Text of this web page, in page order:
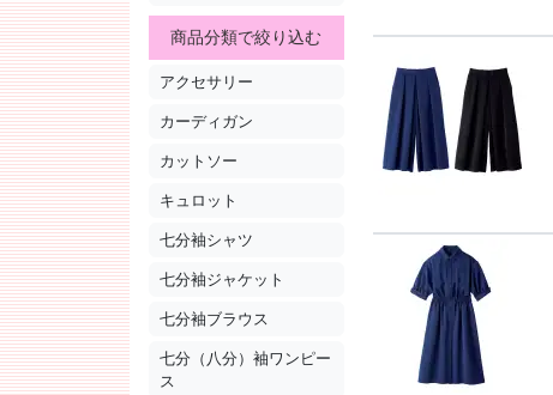
商品分類で絞り込む
アクセサリー
カーディガン
カットソー
キュロット
七分袖シャツ
七分袖ジャケット
七分袖ブラウス
七分（八分）袖ワンピー
ス